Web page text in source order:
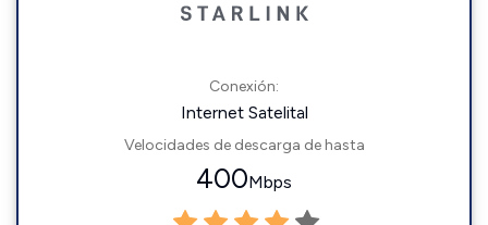
Conexión:
Internet Satelital
Velocidades de descarga de hasta
400Mbps